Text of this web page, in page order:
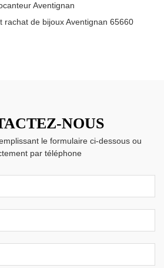
Aventignan
rachat de bijoux Aventignan 65660
NOUS
le formulaire ci-dessous ou
par téléphone